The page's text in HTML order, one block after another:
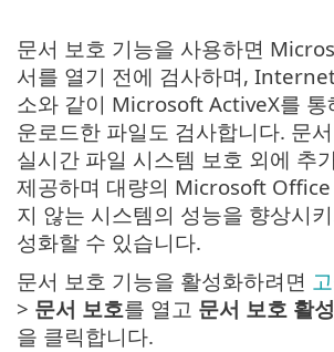
문서 보호 기능을 사용하면
서를 열기 전에 검사하며,
소와 같이 Microsoft ActiveX를 통
운로드한 파일도 검사합니다. 문
실시간 파일 시스템 보호 외에 추
제공하며 대량의 Microsoft
지 않는 시스템의 성능을 향상시
성화할 수 있습니다.
문서 보호 기능을 활성화하려면
> 문서 보호를 열고 문서 보호 활
을 클릭합니다.